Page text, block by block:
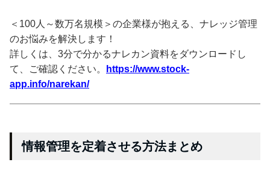
＜100人～数万名規模＞の企業様が抱える、ナレッジ管理
のお悩みを解決します！
詳しくは、3分で分かるナレカン資料をダウンロードし
て、ご確認ください。
https://www.stock-
app.info/narekan/
情報管理を定着させる方法まとめ